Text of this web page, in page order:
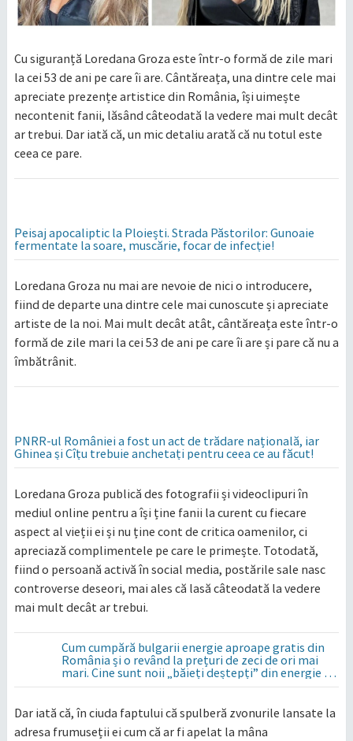
Cu siguranță Loredana Groza este într-o formă de zile mari
la cei 53 de ani pe care îi are. Cântăreața, una dintre cele mai
apreciate prezențe artistice din România, își uimește
necontenit fanii, lăsând câteodată la vedere mai mult decât
ar trebui. Dar iată că, un mic detaliu arată că nu totul este
ceea ce pare.
Peisaj apocaliptic la Ploiești. Strada Păstorilor: Gunoaie
fermentate la soare, muscărie, focar de infecție!
Loredana Groza nu mai are nevoie de nici o introducere,
fiind de departe una dintre cele mai cunoscute și apreciate
artiste de la noi. Mai mult decât atât, cântăreața este într-o
formă de zile mari la cei 53 de ani pe care îi are și pare că nu a
îmbătrânit.
PNRR-ul României a fost un act de trădare națională, iar
Ghinea și Cîțu trebuie anchetați pentru ceea ce au făcut!
Loredana Groza publică des fotografii și videoclipuri în
mediul online pentru a își ține fanii la curent cu fiecare
aspect al vieții ei și nu ține cont de critica oamenilor, ci
apreciază complimentele pe care le primește. Totodată,
fiind o persoană activă în social media, postările sale nasc
controverse deseori, mai ales că lasă câteodată la vedere
mai mult decât ar trebui.
Cum cumpără bulgarii energie aproape gratis din
România și o revând la prețuri de zeci de ori mai
mari. Cine sunt noii „băieți deștepți” din energie de
la sud de Dunăre
Dar iată că, în ciuda faptului că spulberă zvonurile lansate la
adresa frumuseții ei cum că ar fi apelat la mâna